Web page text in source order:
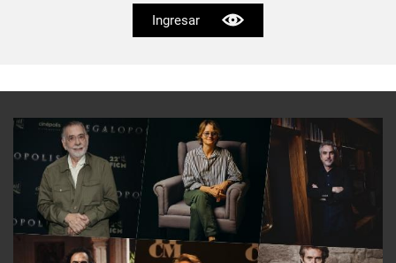
Ingresar